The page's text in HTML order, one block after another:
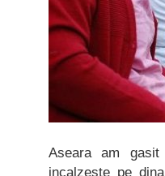
Aseara am
incalzeste pe